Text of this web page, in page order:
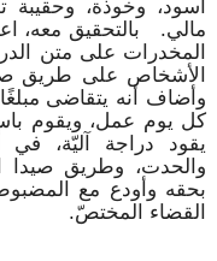
أسود، وخوذة،
مالي. بالتحقيق معه،
المخدرات على متن
الأشخاص على طريق
كل يوم عمل، ويقوم
يقود دراجة آليّة، في
والحدت، وطريق صيدا
بحقه وأودع مع
القضاء المختصّ.